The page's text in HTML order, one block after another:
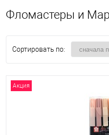
Фломастеры и
Сортировать по:
Акция